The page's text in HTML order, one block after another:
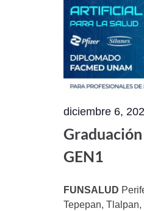
diciembre 6,
GEN1
FUNSALUD
Tepepan,